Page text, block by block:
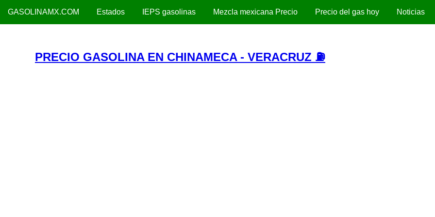
GASOLINAMX.COM Estados IEPS gasolinas Mezcla mexicana Precio Precio del gas hoy Noticias
PRECIO GASOLINA EN CHINAMECA - VERACRUZ ⛽